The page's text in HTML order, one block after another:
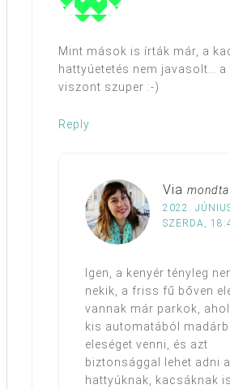
Mint mások is írták már, a
hattyúetetés nem javasolt…
viszont szuper :-)
Reply
Via mondta
2022.
SZERDA,
Igen, a kenyér tényleg
nekik, a friss fű bőven
vannak már parkok,
kis automatából
eleséget venni, és azt
biztonsággal lehet adni a
hattyúknak, kacsáknak is.